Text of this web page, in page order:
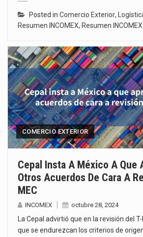
Posted in Comercio Exterior,
Resumen INCOMEX, Resumen INCOMEX
COMERCIO EXTERIOR
Cepal Insta A México A Que
Otros Acuerdos De Cara A
MEC
INCOMEX octubre 28, 2024
La Cepal advirtió que en la revisión del
que se endurezcan los criterios de